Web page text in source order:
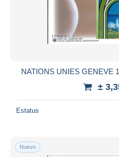
NATIONS UNIES GENEVE
±
Estatus
Nuevo